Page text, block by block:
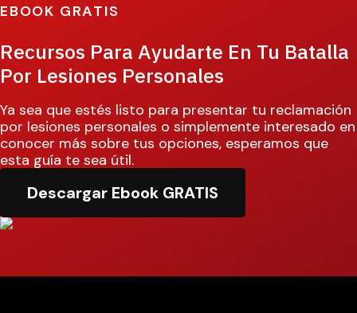
EBOOK GRATIS
Recursos Para Ayudarte En Tu Batalla
Por Lesiones Personales
Ya sea que estés listo para presentar tu reclamación
por lesiones personales o simplemente interesado en
conocer más sobre tus opciones, esperamos que
esta guía te sea útil.
Descargar Ebook GRATIS